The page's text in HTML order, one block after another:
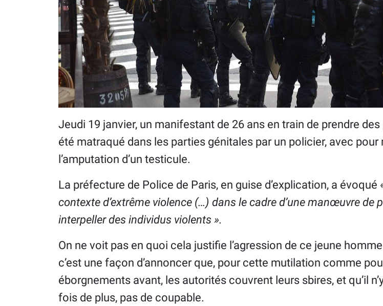
Jeudi 19 janvier, un manifestant de 26 ans en train de prendre
été matraqué dans les parties génitales par un policier, avec pour
l’amputation d’un testicule.
La préfecture de Police de Paris, en guise d’explication, a évoqué
contexte d’extrême violence (…) dans le cadre d’une manœuvre de
interpeller des individus violents ».
On ne voit pas en quoi cela justifie l’agression de ce jeune
c’est une façon d’annoncer que, pour cette mutilation comme
éborgnements avant, les autorités couvrent leurs sbires, et qu’il
fois de plus, pas de coupable.